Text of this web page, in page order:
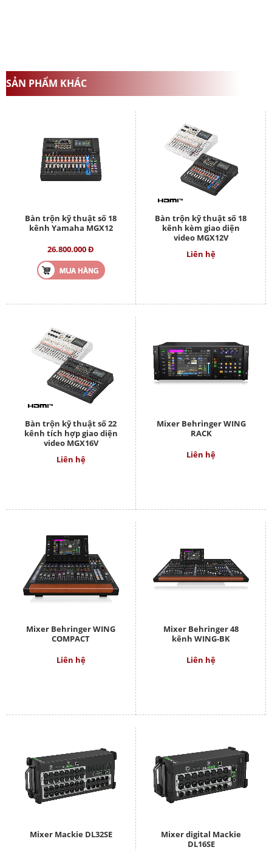
SẢN PHẨM KHÁC
Bàn trộn kỹ thuật số 18
kênh Yamaha MGX12
26.800.000 Đ
Bàn trộn kỹ thuật số 18
kênh kèm giao diện
video MGX12V
Liên hệ
Bàn trộn kỹ thuật số 22
kênh tích hợp giao diện
video MGX16V
Liên hệ
Mixer Behringer WING
RACK
Liên hệ
Mixer Behringer WING
COMPACT
Liên hệ
Mixer Behringer 48
kênh WING-BK
Liên hệ
Mixer Mackie DL32SE
Mixer digital Mackie
DL16SE